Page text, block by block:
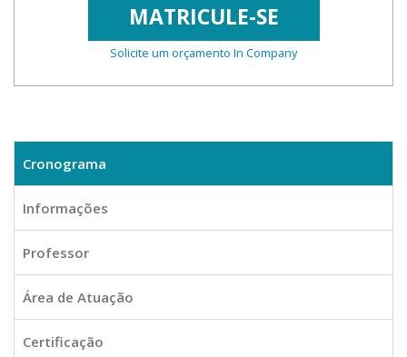
MATRICULE-SE
Solicite um orçamento In Company
Cronograma
Informações
Professor
Área de Atuação
Certificação